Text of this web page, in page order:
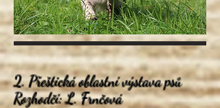
2. Přeštická oblastní výstava psů
Rozhodčí: L.Frnčová